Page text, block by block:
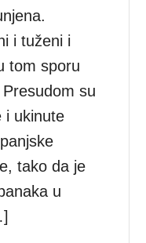
i tuženi i
tom sporu
su
i ukinute
tako da je
u